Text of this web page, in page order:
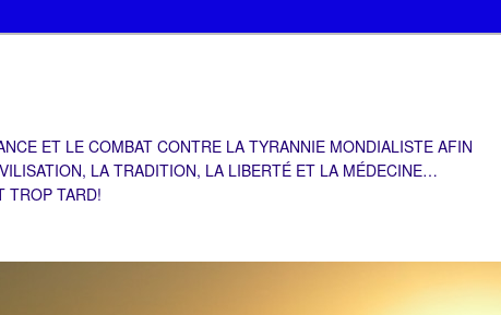
ET LE COMBAT CONTRE LA TYRANNIE MONDIALISTE AFIN
LA TRADITION, LA LIBERTÉ ET LA MÉDECINE…
TROP TARD!